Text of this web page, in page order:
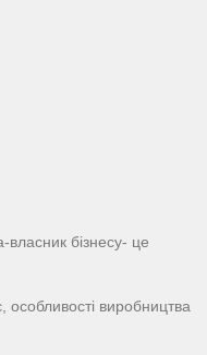
власник бізнесу- це
виробництва